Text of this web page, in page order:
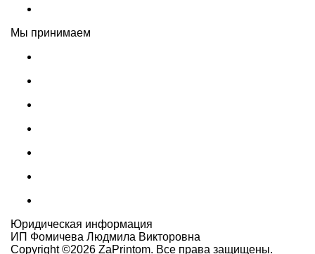
Мы принимаем
Юридическая информация
ИП Фомичева Людмила Викторовна
Copyright ©2026 ZaPrintom. Все права защищены.